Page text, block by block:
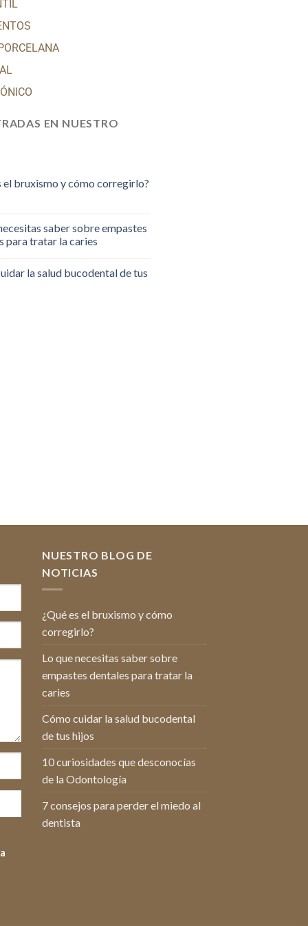
EN NUESTRO
el bruxismo y cómo corregirlo?
saber sobre empastes
para tratar la caries
la salud bucodental de tus
NUESTRO BLOG DE
NOTICIAS
¿Qué es el bruxismo y cómo
corregirlo?
Lo que necesitas saber sobre
empastes dentales para tratar la
caries
Cómo cuidar la salud bucodental
de tus hijos
10 curiosidades que desconocías
de la Odontología
7 consejos para perder el miedo al
dentista